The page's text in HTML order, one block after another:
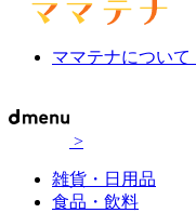
ママテナについて
>
雑貨・日用品
食品・飲料